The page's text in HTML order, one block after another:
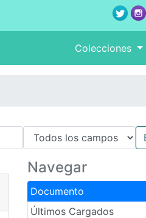
Colecciones
Navegar
Documento
Últimos Cargados